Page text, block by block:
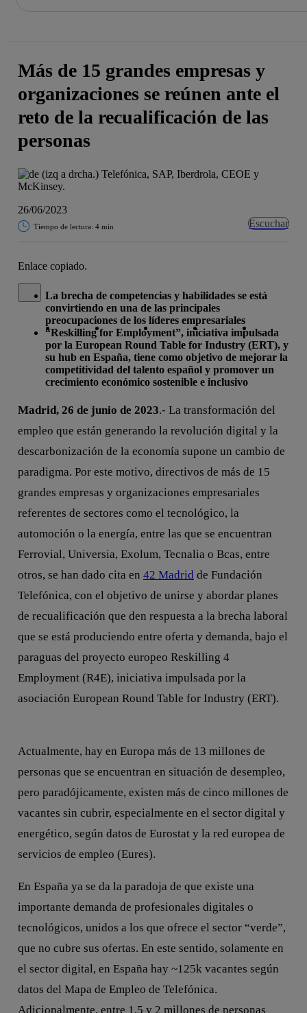
Más de 15 grandes empresas y
organizaciones se reúnen ante el
reto de la recualificación de las
personas
26/06/2023
Tiempo de lectura: 4 min Escuchar
Enlace copiado.
Cerrar mensaje de alerta
Copiar enlace
Copiar enlacefacebook twitter whatsapp
La brecha de competencias y habilidades se está
convirtiendo en una de las principales
preocupaciones de los líderes empresariales
“Reskilling for Employment”, iniciativa impulsada
por la European Round Table for Industry (ERT), y
su hub en España, tiene como objetivo de mejorar la
competitividad del talento español y promover un
crecimiento económico sostenible e inclusivo
Madrid, 26 de junio de 2023.- La transformación del
empleo que están generando la revolución digital y la
descarbonización de la economía supone un cambio de
paradigma. Por este motivo, directivos de más de 15
grandes empresas y organizaciones empresariales
referentes de sectores como el tecnológico, la
automoción o la energía, entre las que se encuentran
Ferrovial, Universia, Exolum, Tecnalia o Bcas, entre
otros, se han dado cita en 42 Madrid de Fundación
Telefónica, con el objetivo de unirse y abordar planes
de recualificación que den respuesta a la brecha laboral
que se está produciendo entre oferta y demanda, bajo el
paraguas del proyecto europeo Reskilling 4
Employment (R4E), iniciativa impulsada por la
asociación European Round Table for Industry (ERT).
Actualmente, hay en Europa más de 13 millones de
personas que se encuentran en situación de desempleo,
pero paradójicamente, existen más de cinco millones de
vacantes sin cubrir, especialmente en el sector digital y
energético, según datos de Eurostat y la red europea de
servicios de empleo (Eures).
En España ya se da la paradoja de que existe una
importante demanda de profesionales digitales o
tecnológicos, unidos a los que ofrece el sector “verde”,
que no cubre sus ofertas. En este sentido, solamente en
el sector digital, en España hay ~125k vacantes según
datos del Mapa de Empleo de Telefónica.
Adicionalmente, entre 1,5 y 2 millones de personas